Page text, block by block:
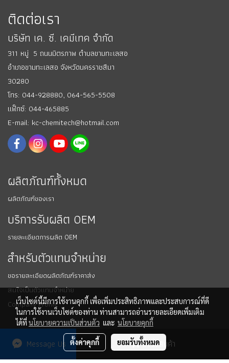
สั่งซื้อสินค้า
Message Us
ติดต่อเรา
บริษัท เค. ซี. เคมีเทค จำกัด
311 หมู่ 5 ถนนมิตรภาพ ตำบลขามทะเลสอ
อำเภอขามทะเลสอ จังหวัดนครราชสีมา
30280
โทร: 044-928880, 064-565-5508
แฟ็กซ์: 044-465885
E-mail: kc-chemitech@hotmail.com
ผลิตภัณฑ์ทั้งหมด
ผลิตภัณฑ์ของเรา
บริการรับผลิต OEM
รายละเอียดการผลิต OEM
สำหรับตัวแทนจำหน่าย
ขอรายละเอียดผลิตภัณฑ์ราคาส่ง
สนใจเป็นตัวแทนจำหน่าย
Company Profile
Copy right by greenplusthailand.com
เว็บไซต์นี้มีการใช้งานคุกกี้ เพื่อเพิ่มประสิทธิภาพและประสบการณ์ที่ดี
ในการใช้งานเว็บไซต์ของท่าน ท่านสามารถอ่านรายละเอียดเพิ่มเติม
ได้ที่นโยบายความเป็นส่วนตัว และ นโยบายคุกกี้
ตั้งค่าคุกกี้ ยอมรับทั้งหมด